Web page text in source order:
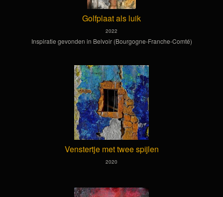
Golfplaat als luik
2022
Inspiratie gevonden in Belvoir (Bourgogne-Franche-Comté)
Venstertje met twee spijlen
2020